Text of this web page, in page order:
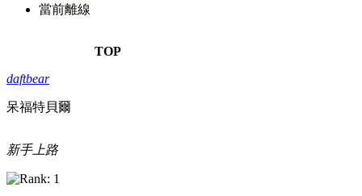
當前離線
TOP
daftbear
呆福特貝爾
新手上路